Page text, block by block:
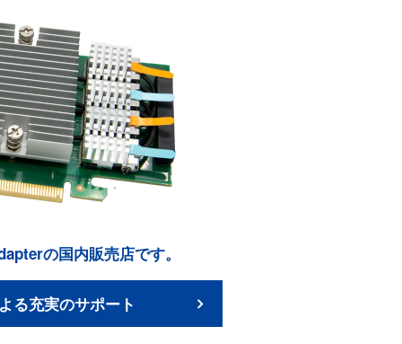
の国内販売店です。
る充実のサポート